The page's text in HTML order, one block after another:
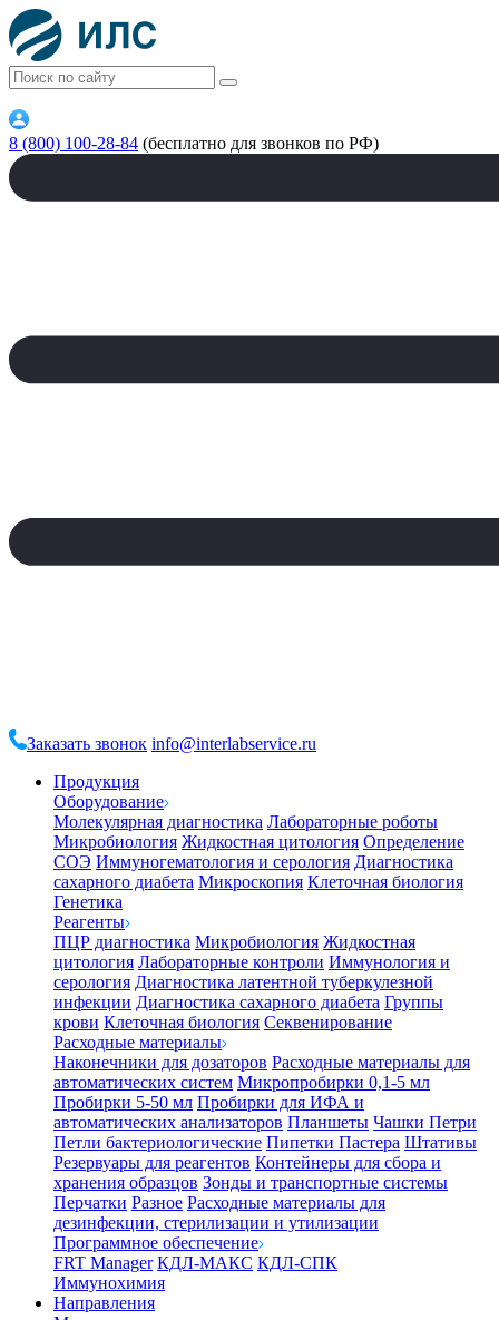
8 (800) 100-28-84 (бесплатно для звонков по РФ)
Заказать звонок info@interlabservice.ru
Продукция
Оборудование
Молекулярная диагностика Лабораторные роботы
Микробиология Жидкостная цитология Определение
СОЭ Иммуногематология и серология Диагностика
сахарного диабета Микроскопия Клеточная биология
Генетика
Реагенты
ПЦР диагностика Микробиология Жидкостная
цитология Лабораторные контроли Иммунология и
серология Диагностика латентной туберкулезной
инфекции Диагностика сахарного диабета Группы
крови Клеточная биология Секвенирование
Расходные материалы
Наконечники для дозаторов Расходные материалы для
автоматических систем Микропробирки 0,1-5 мл
Пробирки 5-50 мл Пробирки для ИФА и
автоматических анализаторов Планшеты Чашки Петри
Петли бактериологические Пипетки Пастера Штативы
Резервуары для реагентов Контейнеры для сбора и
хранения образцов Зонды и транспортные системы
Перчатки Разное Расходные материалы для
дезинфекции, стерилизации и утилизации
Программное обеспечение
FRT Manager КДЛ-МАКС КДЛ-СПК
Иммунохимия
Направления